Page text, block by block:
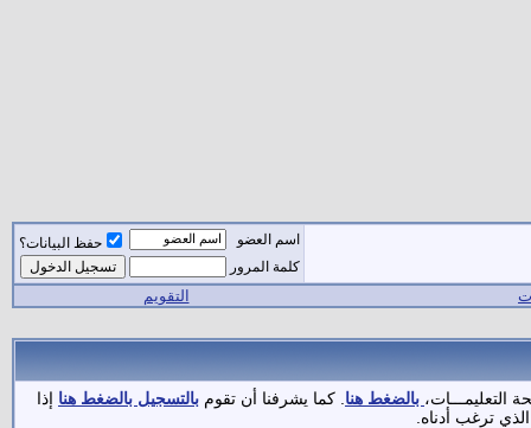
اسم العضو
حفظ البيانات؟
كلمة المرور
التقويم
التعليمـــات، بالضغط هنا . كما يشرفنا أن تقوم بالتسجيل بالضغط هنا إذا
ترغب أدناه.